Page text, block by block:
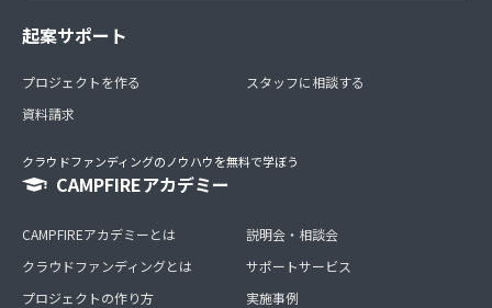
起案サポート
プロジェクトを作る
資料請求
スタッフに相談する
クラウドファンディングのノウハウを無料で学ぼう
CAMPFIREアカデミー
CAMPFIREアカデミーとは
クラウドファンディングとは
プロジェクトの作り方
説明会・相談会
サポートサービス
実施事例